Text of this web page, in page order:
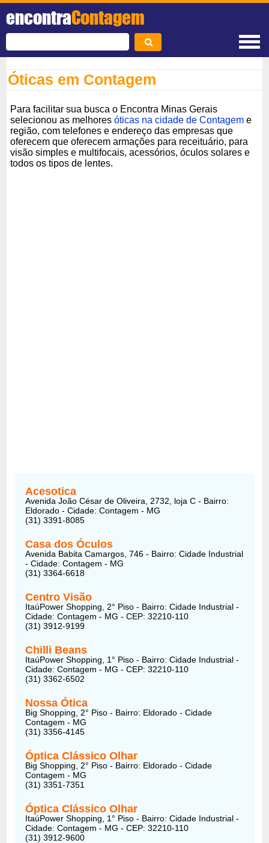
encontraContagem
Óticas em Contagem
Para facilitar sua busca o Encontra Minas Gerais
selecionou as melhoresóticas na cidade de Contagem e
região, com telefones e endereço das empresas que
oferecem que oferecem armações para receituário, para
visão simples e multifocais, acessórios, óculos solares e
todos os tipos de lentes.
Acesotica
Avenida João César de Oliveira, 2732, loja C - Bairro:
Eldorado - Cidade: Contagem - MG
(31) 3391-8085
Casa dos Óculos
Avenida Babita Camargos, 746 - Bairro: Cidade Industrial
- Cidade: Contagem - MG
(31) 3364-6618
Centro Visão
ItaúPower Shopping, 2° Piso - Bairro: Cidade Industrial -
Cidade: Contagem - MG - CEP: 32210-110
(31) 3912-9199
Chilli Beans
ItaúPower Shopping, 1° Piso - Bairro: Cidade Industrial -
Cidade: Contagem - MG - CEP: 32210-110
(31) 3362-6502
Nossa Ótica
Big Shopping, 2° Piso - Bairro: Eldorado - Cidade
Contagem - MG
(31) 3356-4145
Óptica Clássico Olhar
Big Shopping, 2° Piso - Bairro: Eldorado - Cidade
Contagem - MG
(31) 3351-7351
Óptica Clássico Olhar
ItaúPower Shopping, 1° Piso - Bairro: Cidade Industrial -
Cidade: Contagem - MG - CEP: 32210-110
(31) 3912-9600